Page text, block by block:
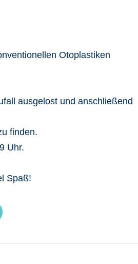
Otoplastiken
ausgelost und anschließend
finden.
Uhr.
Spaß!